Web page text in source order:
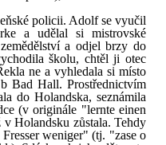
policii. Adolf se vyučil
a udělal si mistrovské
a odjel brzy do
školu, chtěl ji otec
ne a vyhledala si místo
Bad Hall. Prostřednictvím
do Holandska, seznámila
(v originále "lernte einen
Holandsku zůstala. Tehdy
weniger" (tj. "zase o